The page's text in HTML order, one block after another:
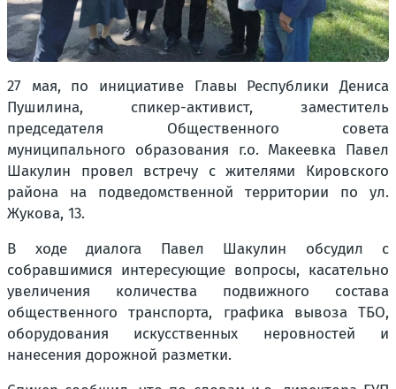
27 мая, по инициативе Главы Республики Дениса
Пушилина, спикер-активист, заместитель
председателя Общественного совета
муниципального образования г.о. Макеевка Павел
Шакулин провел встречу с жителями Кировского
района на подведомственной территории по ул.
Жукова, 13.
В ходе диалога Павел Шакулин обсудил с
собравшимися интересующие вопросы, касательно
увеличения количества подвижного состава
общественного транспорта, графика вывоза ТБО,
оборудования искусственных неровностей и
нанесения дорожной разметки.